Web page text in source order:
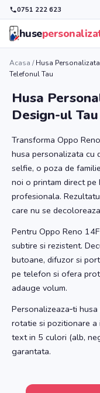
0751 222 623
huse
Acasa /Husa
Telefonul Tau
Husa
Design-ul
Transforma Oppo
husa personalizata cu
selfie, o poza de
noi o printam direct
profesionala.
care nu se
Pentru Oppo Reno
subtire si rezistent.
butoane, difuzor si
pe telefon si ofera
adauge volum.
Personalizeaza‑ti
rotatie si pozitionare a
text in 5 culori (alb,
garantata.